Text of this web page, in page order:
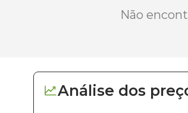
Não
Análise dos